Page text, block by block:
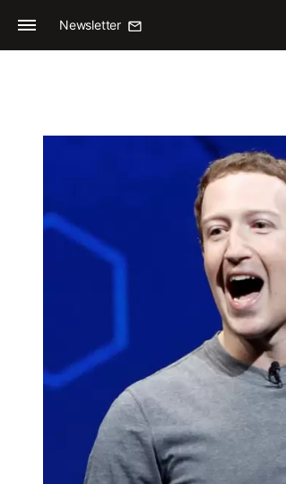
Newsletter